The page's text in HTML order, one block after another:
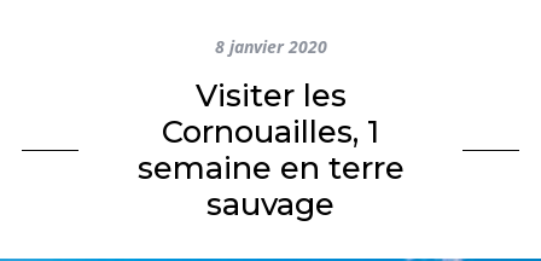
8 janvier 2020
Visiter les
Cornouailles, 1
semaine en terre
sauvage